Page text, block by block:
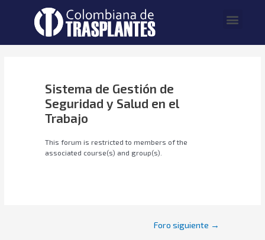
Sistema de Gestión de
Seguridad y Salud en el
Trabajo
This forum is restricted to members of the
associated course(s) and group(s).
Foro siguiente →